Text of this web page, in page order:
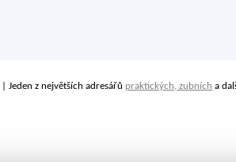
| Jeden z největších adresářů praktických, zubních a